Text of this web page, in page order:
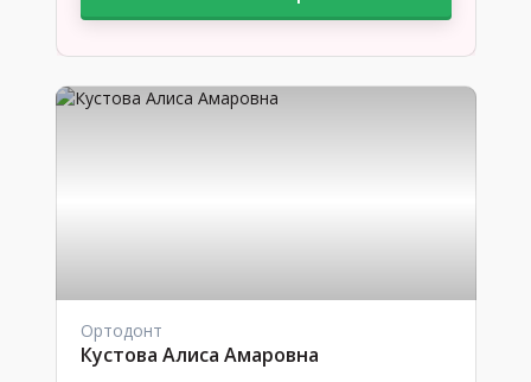
Ортодонт
Кустова Алиса Амаровна